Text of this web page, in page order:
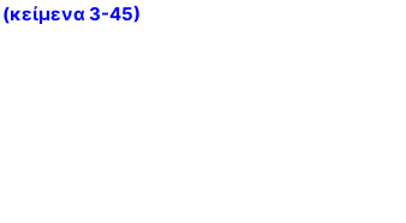
3-45)